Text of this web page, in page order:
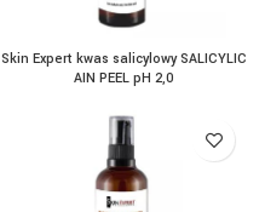
Skin Expert kwas salicylowy SALICYLIC
AIN PEEL pH 2,0